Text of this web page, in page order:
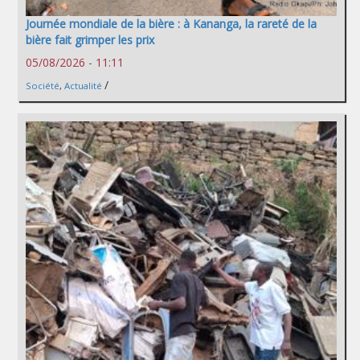
Journée mondiale de la bière : à Kananga, la rareté de la
bière fait grimper les prix
05/08/2026 - 11:11
Société, Actualité /